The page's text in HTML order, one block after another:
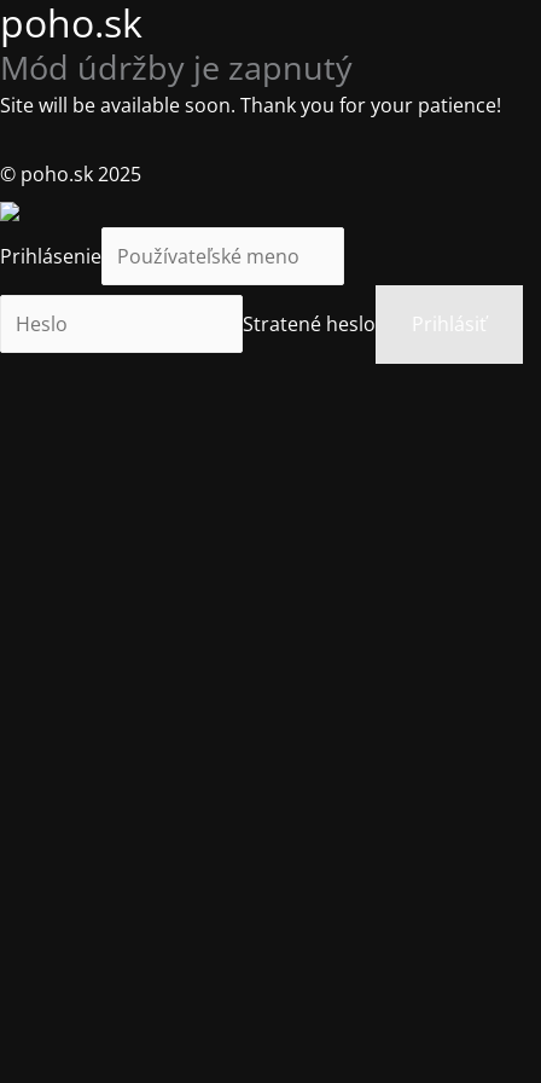
poho.sk
Mód údržby je zapnutý
Site will be available soon. Thank you for your patience!
© poho.sk 2025
Prihlásenie
Stratené heslo